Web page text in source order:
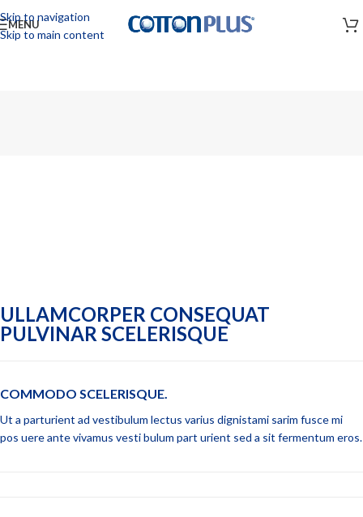
Skip to navigation
Skip to main content
MENU
ULLAMCORPER CONSEQUAT
PULVINAR SCELERISQUE
COMMODO SCELERISQUE.
Ut a parturient ad vestibulum lectus varius dignistami sarim fusce mi
pos uere ante vivamus vesti bulum part urient sed a sit fermentum eros.